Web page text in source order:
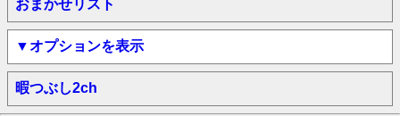
おまかせリスト
▼オプションを表示
暇つぶし2ch